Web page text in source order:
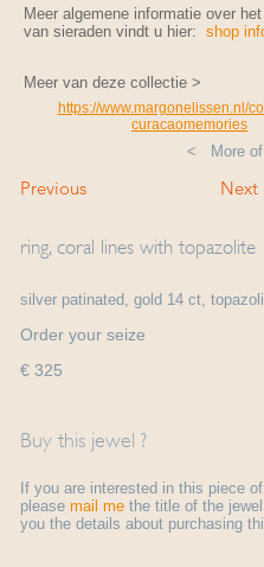
Meer algemene informatie over
van sieraden vindt u hier: shop
Meer van deze collectie >
https://www.margonelissen.nl/
curacaomemories
< More of
Previous Next
ring, coral lines with topazolite
silver patinated, gold 14 ct,
Order your seize
€ 325
Buy this jewel ?
If you are interested in this piece
please mail me the title of the
you the details about purchasing